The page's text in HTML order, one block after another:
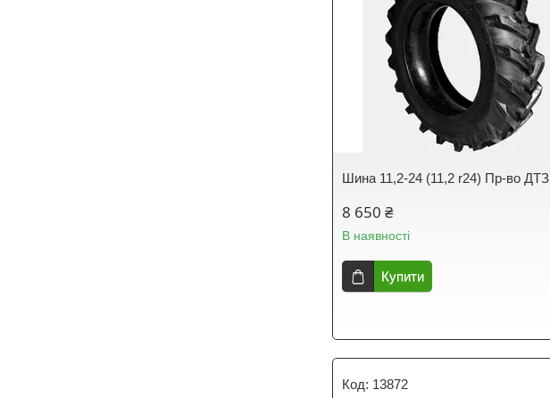
Шина 11,2-24 (11,2 r24) Пр-во ДТЗ
8 650 ₴
В наявності
Купити
13872